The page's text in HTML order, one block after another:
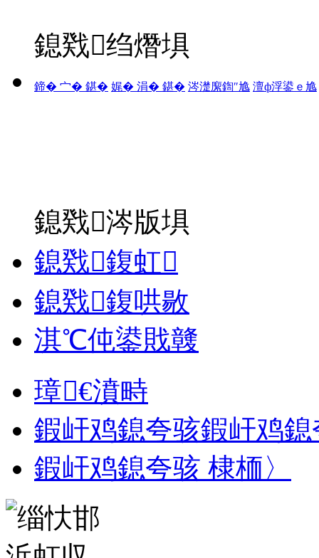
鎴戣绉熸埧
鍗� 宀� 鍖� 娓� 涓� 鍖� 涔濋緳鍧″尯 澶ф浮鍙ｅ尯
鎴戣涔版埧
鎴戣鍑虹
鎴戣鍑哄敭
淇℃伅鍙戝竷
璋€濆畤
鍜屽鸡鎴夸骇鍜屽鸡
鍜屽鸡鎴夸骇 棣栭〉